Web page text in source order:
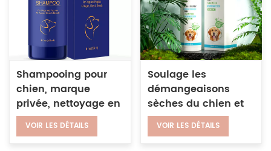
Shampooing pour
chien, marque
privée, nettoyage en
profondeur, tête
d'animal de
VOIR LES DÉTAILS
Soulage les
démangeaisons
sèches du chien et
du chat, shampoing
et revitalisant 2 en 1,
VOIR LES DÉTAILS